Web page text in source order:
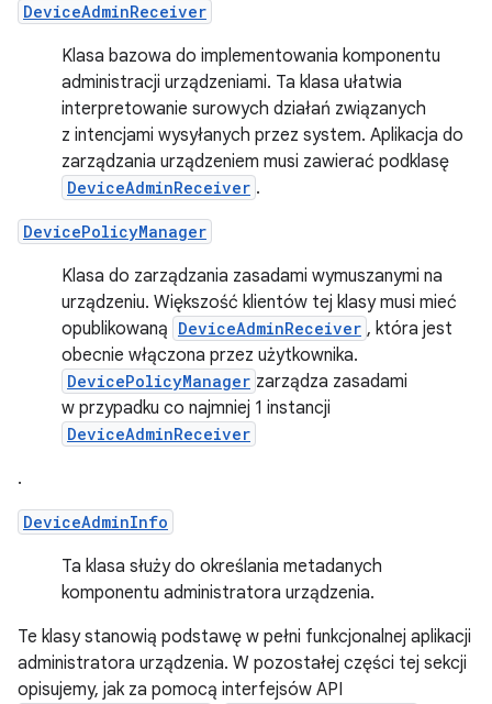
DeviceAdminReceiver
Klasa bazowa do implementowania komponentu
administracji urządzeniami. Ta klasa ułatwia
interpretowanie surowych działań związanych
z intencjami wysyłanych przez system. Aplikacja do
zarządzania urządzeniem musi zawierać podklasę
DeviceAdminReceiver .
DevicePolicyManager
Klasa do zarządzania zasadami wymuszanymi na
urządzeniu. Większość klientów tej klasy musi mieć
opublikowaną DeviceAdminReceiver , która jest
obecnie włączona przez użytkownika.
DevicePolicyManager zarządza zasadami
w przypadku co najmniej 1 instancji
DeviceAdminReceiver
.
DeviceAdminInfo
Ta klasa służy do określania metadanych
komponentu administratora urządzenia.
Te klasy stanowią podstawę w pełni funkcjonalnej aplikacji
administratora urządzenia. W pozostałej części tej sekcji
opisujemy, jak za pomocą interfejsów API